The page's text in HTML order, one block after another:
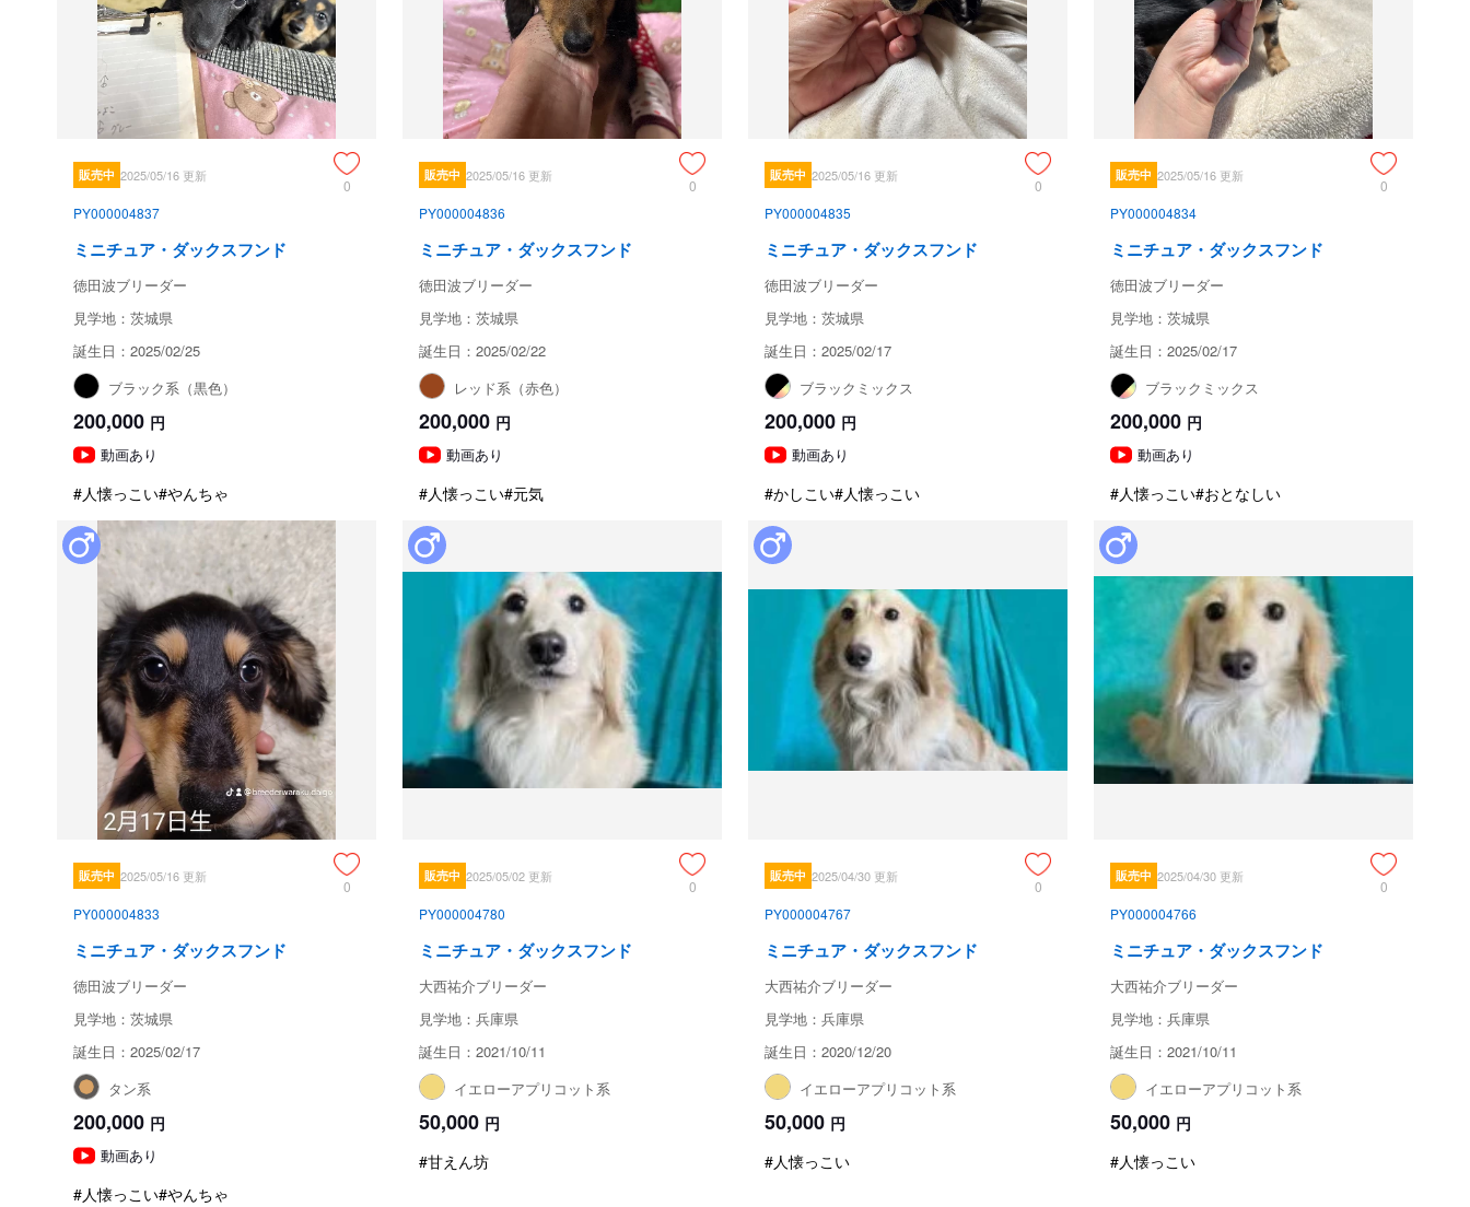
販売中 2025/05/16 更新
0
PY000004837
ミニチュア・ダックスフンド
徳田波ブリーダー
見学地：茨城県
誕生日：2025/02/25
ブラック系（黒色）
200,000 円
動画あり
#人懐っこい#やんちゃ
販売中 2025/05/16 更新
0
PY000004836
ミニチュア・ダックスフンド
徳田波ブリーダー
見学地：茨城県
誕生日：2025/02/22
レッド系（赤色）
200,000 円
動画あり
#人懐っこい#元気
販売中 2025/05/16 更新
0
PY000004835
ミニチュア・ダックスフンド
徳田波ブリーダー
見学地：茨城県
誕生日：2025/02/17
ブラックミックス
200,000 円
動画あり
#かしこい#人懐っこい
販売中 2025/05/16 更新
0
PY000004834
ミニチュア・ダックスフンド
徳田波ブリーダー
見学地：茨城県
誕生日：2025/02/17
ブラックミックス
200,000 円
動画あり
#人懐っこい#おとなしい
販売中 2025/05/16 更新
0
PY000004833
ミニチュア・ダックスフンド
徳田波ブリーダー
見学地：茨城県
誕生日：2025/02/17
タン系
200,000 円
動画あり
#人懐っこい#やんちゃ
販売中 2025/05/02 更新
0
PY000004780
ミニチュア・ダックスフンド
大西祐介ブリーダー
見学地：兵庫県
誕生日：2021/10/11
イエローアプリコット系
50,000 円
#甘えん坊
販売中 2025/04/30 更新
0
PY000004767
ミニチュア・ダックスフンド
大西祐介ブリーダー
見学地：兵庫県
誕生日：2020/12/20
イエローアプリコット系
50,000 円
#人懐っこい
販売中 2025/04/30 更新
0
PY000004766
ミニチュア・ダックスフンド
大西祐介ブリーダー
見学地：兵庫県
誕生日：2021/10/11
イエローアプリコット系
50,000 円
#人懐っこい